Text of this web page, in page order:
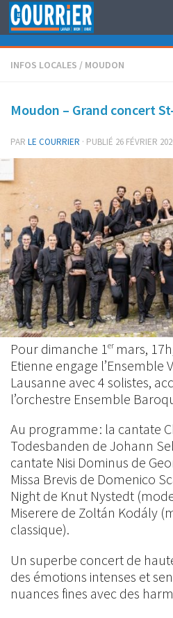
Au dessous du contenu
INFOS LOCALES / MOUDON
Moudon – Grand concert
PAR LE COURRIER · PUBLIÉ 26 FÉVRIER
Pour dimanche 1 er mars,
Etienne engage l’Ensemble
Lausanne avec 4 solistes,
l’orchestre Ensemble
Au programme : la cantate
Todesbanden de Johann
cantate Nisi Dominus de
Missa Brevis de Domenico
Night de Knut Nystedt
Miserere de Zoltán Kodály
classique).
Un superbe concert de
des émotions intenses et
nuances fines avec des